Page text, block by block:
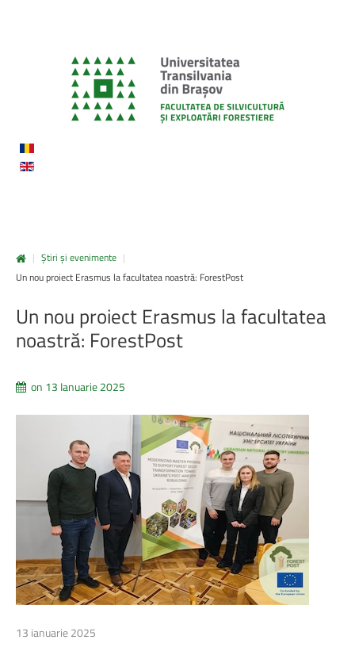
| Știri și evenimente |
Un nou proiect Erasmus la facultatea noastră: ForestPost
Un nou proiect Erasmus lafacultatea
noastră: ForestPost
on 13 Ianuarie 2025
13 ianuarie 2025